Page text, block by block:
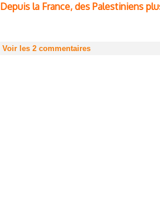
Depuis la France, des Palestiniens
Voir les 2 commentaires